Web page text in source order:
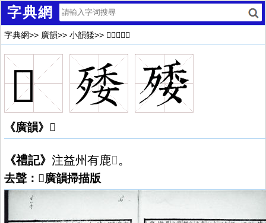
字典網
字典網>> 廣韻>> 小韻餧>> 𣨙廣韻解釋
𣨙
《廣韻》𣨙
《禮記》 注益州有鹿𣨙。
去聲：𣨙廣韻掃描版